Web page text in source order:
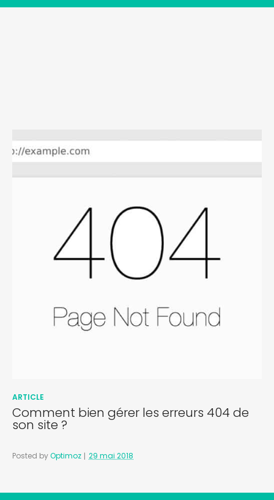
ARTICLE
Comment bien gérer les erreurs 404 de
son site ?
Posted byOptimoz 29 mai 2018